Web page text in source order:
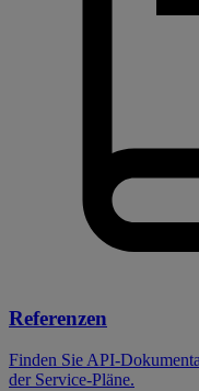
Referenzen
Finden Sie API-
der Service-Pläne.